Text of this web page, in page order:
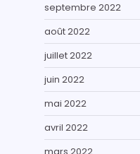
septembre 2022
août 2022
juillet 2022
juin 2022
mai 2022
avril 2022